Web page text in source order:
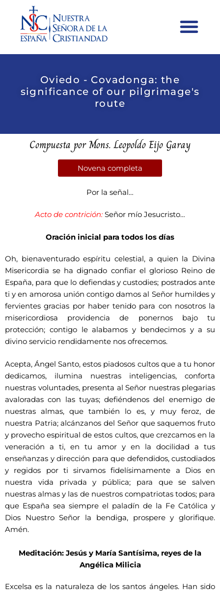
Oviedo - Covadonga: the
significance of our pilgrimage's
route
Compuesta por Mons. Leopoldo Eijo Garay
Novena completa
Por la señal…
Acto de contrición: Señor mío Jesucristo…
Oración inicial para todos los días
Oh, bienaventurado espíritu celestial, a quien la Divina
Misericordia se ha dignado confiar el glorioso Reino de
España, para que lo defiendas y custodies; postrados ante
ti y en amorosa unión contigo damos al Señor humildes y
fervientes gracias por haber tenido para con nosotros la
misericordiosa providencia de ponernos bajo tu
protección; contigo le alabamos y bendecimos y a su
divino servicio rendidamente nos ofrecemos.
Acepta, Ángel Santo, estos piadosos cultos que a tu honor
dedicamos, ilumina nuestras inteligencias, conforta
nuestras voluntades, presenta al Señor nuestras plegarias
avaloradas con las tuyas; defiéndenos del enemigo de
nuestras almas, que también lo es, y muy feroz, de
nuestra Patria; alcánzanos del Señor que saquemos fruto
y provecho espiritual de estos cultos, que crezcamos en la
veneración a ti, en tu amor y en la docilidad a tus
enseñanzas y dirección para que defendidos, custodiados
y regidos por ti sirvamos fidelísimamente a Dios en
nuestra vida privada y pública; para que se salven
nuestras almas y las de nuestros compatriotas todos; para
que España sea siempre el paladín de la Fe Católica y
Dios Nuestro Señor la bendiga, prospere y glorifique.
Amén.
Meditación: Jesús y María Santísima, reyes de la
Angélica Milicia
Excelsa es la naturaleza de los santos ángeles. Han sido